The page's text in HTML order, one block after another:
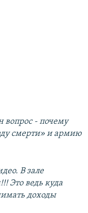
вопрос - почему
смерти» и армию
В зале
Это ведь куда
доходы